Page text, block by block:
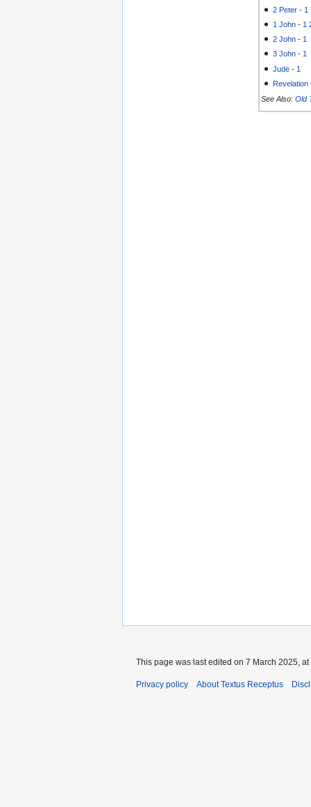
2 Peter - 1
1 John - 1
2 John - 1
3 John - 1
Jude - 1
Revelation
See Also: Old
This page was last edited on 7 March 2025, at
Privacy policy About Textus Receptus